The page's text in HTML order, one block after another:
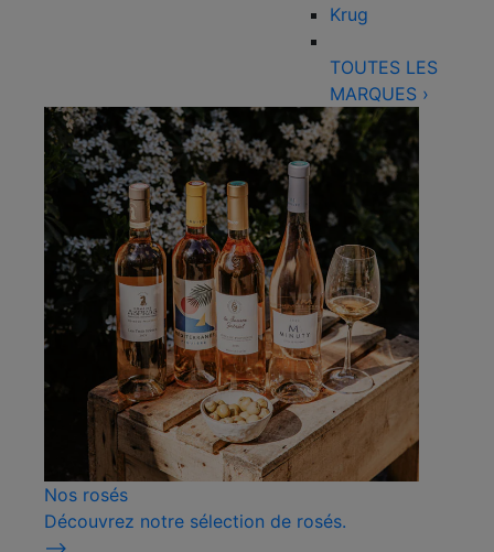
Krug
TOUTES LES
MARQUES ›
Nos rosés
Découvrez notre sélection de rosés.
⟶